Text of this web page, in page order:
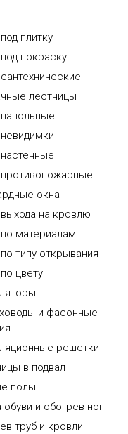
плитку
покраску
лестницы
окна
на кровлю
материалам
типу открывания
цвету
и фасонные
решетки
в подвал
полы
обуви и обогрев ног
труб и кровли